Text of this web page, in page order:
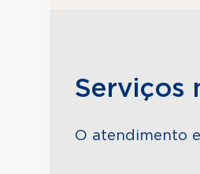
Serviços
O atendimento